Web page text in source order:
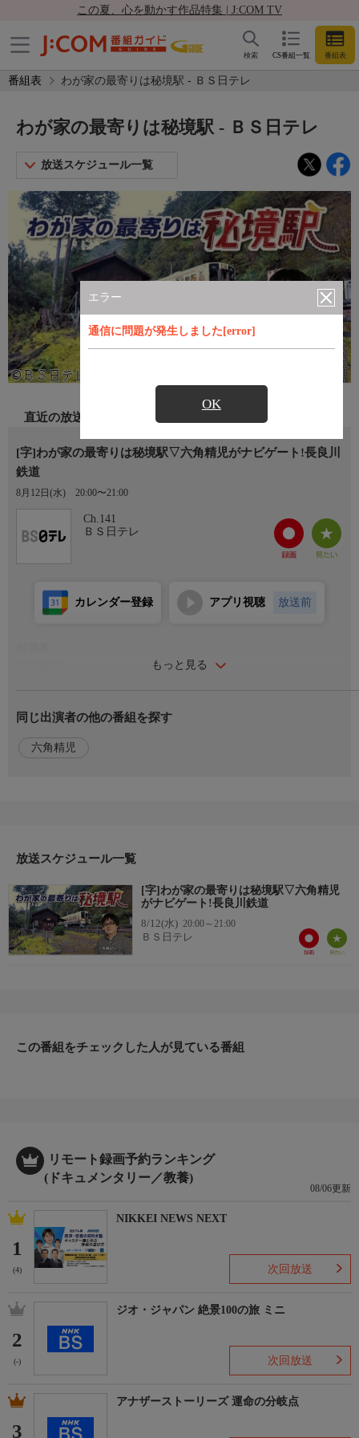
この夏、心を動かす作品特集 | J:COM TV
CS番組一覧 番組表
検索
番組表 わが家の最寄りは秘境駅 - ＢＳ日テレ
エラー
通信に問題が発生しました[error]
OK
わが家の最寄りは秘境駅 - ＢＳ日テレ
放送スケジュール一覧
直近の放送
[字]わが家の最寄りは秘境駅▽六角精児がナビゲート!長良川
鉄道
8月12日(水) 20:00〜21:00
Ch.141
ＢＳ日テレ
もっと見る
カレンダー登録 アプリ視聴 放送前
全国の秘境駅に暮らす人々を大捜索!
今回は清流・長良川に寄り添って走る長良川鉄道で捜索。
かつてこの駅で働いていた男性は、なぜ今も足を運び続けるの
https://www.bs4.jp/moyori-hikyoueki/
おしらせ
公式X
同じ出演者の他の番組を探す
六角精児
放送スケジュール一覧
[字]わが家の最寄りは秘境駅▽六角精児
がナビゲート!長良川鉄道
8/12(水) 20:00～21:00
ＢＳ日テレ
この番組をチェックした人が見ている番組
リモート録画予約ランキング
(ドキュメンタリー／教養)
08/06更新
1
(4)
NIKKEI NEWS NEXT
次回放送
2
(-)
ジオ・ジャパン 絶景100の旅 ミニ
次回放送
3
アナザーストーリーズ 運命の分岐点